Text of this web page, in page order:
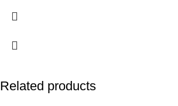
Related products